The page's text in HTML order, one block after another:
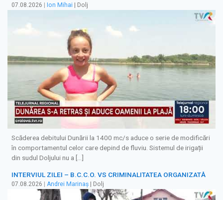
07.08.2026 | Ion Mihai | Dolj
Scăderea debitului Dunării la 1400 mc/s aduce o serie de modificări
în comportamentul celor care depind de fluviu. Sistemul de irigații
din sudul Doljului nu a […]
INTERVIUL ZILEI – B.C.C.O. VS CRIMINALITATEA ORGANIZATĂ
07.08.2026 Andrei Marinaș | Dolj